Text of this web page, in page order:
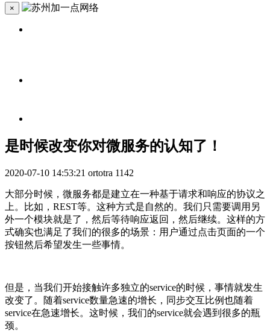
×
是时候改变你对微服务的认知了！
2020-07-10 14:53:21 ortotra 1142
大部分时候，微服务都是建立在一种基于请求和响应的协议之
上。比如，REST等。这种方式是自然的。我们只需要调用另
外一个模块就是了，然后等待响应返回，然后继续。这样的方
式确实也满足了我们的很多的场景：用户通过点击页面的一个
按钮然后希望发生一些事情。
但是，当我们开始接触许多独立的service的时候，事情就发生
改变了。随着service数量急速的增长，同步交互比例也随着
service在急速增长。这时候，我们的service就会遇到很多的瓶
颈。